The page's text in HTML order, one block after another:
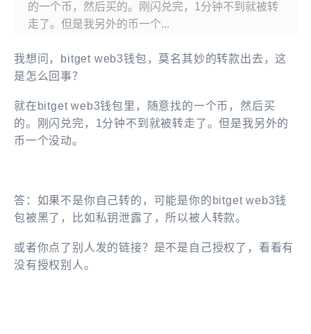
的一个币，然后买的。刚闪兑完，1分钟不到就被转
走了。但是我另外的币一个...
我想问，bitget web3钱包，莫名其妙的转款出去，这
是怎么回事？
就在 bitget web3钱包里 ，随意找的一个币，然后买
的。刚闪兑完，1分钟不到就被转走了。但是我另外的
币一个没动。
答：如果不是你自己转的，可能是你的bitget web3钱
包被黑了，比如私钥泄露了，所以被人转款。
或者你点了别人发的链接？是不是自己授权了， 看看有
没有授权别人。